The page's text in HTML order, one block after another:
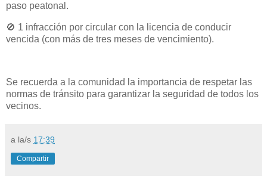
paso peatonal.
🚫 1 infracción por circular con la licencia de conducir
vencida (con más de tres meses de vencimiento).
Se recuerda a la comunidad la importancia de respetar las
normas de tránsito para garantizar la seguridad de todos los
vecinos.
a la/s 17:39
Compartir